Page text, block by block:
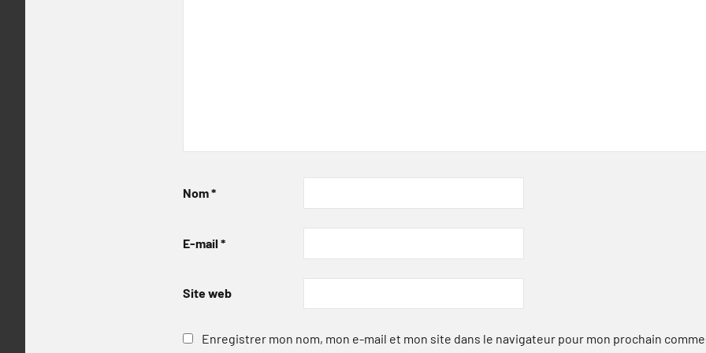
Nom*
E-mail *
Site web
Enregistrer mon nom, mon e-mail et mon site dans le navigateur pour mon prochain